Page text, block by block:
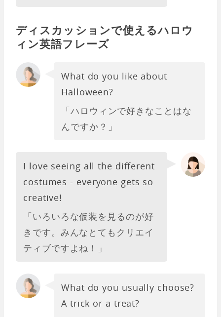
ディスカッションで使えるハロウ
ィン英語フレーズ
What do you like about
Halloween?
「ハロウィンで好きなことはな
んですか？」
I love seeing all the different
costumes - everyone gets so
creative!
「いろいろな仮装を見るのが好
きです。みんなとてもクリエイ
ティブですよね！」
What do you usually choose?
A trick or a treat?